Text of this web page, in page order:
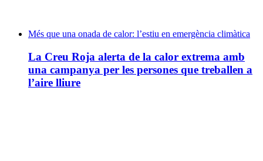
Més que una onada de calor: l’estiu en emergència climàtica
La Creu Roja alerta de la calor extrema amb
una campanya per les persones que treballen a
l’aire lliure